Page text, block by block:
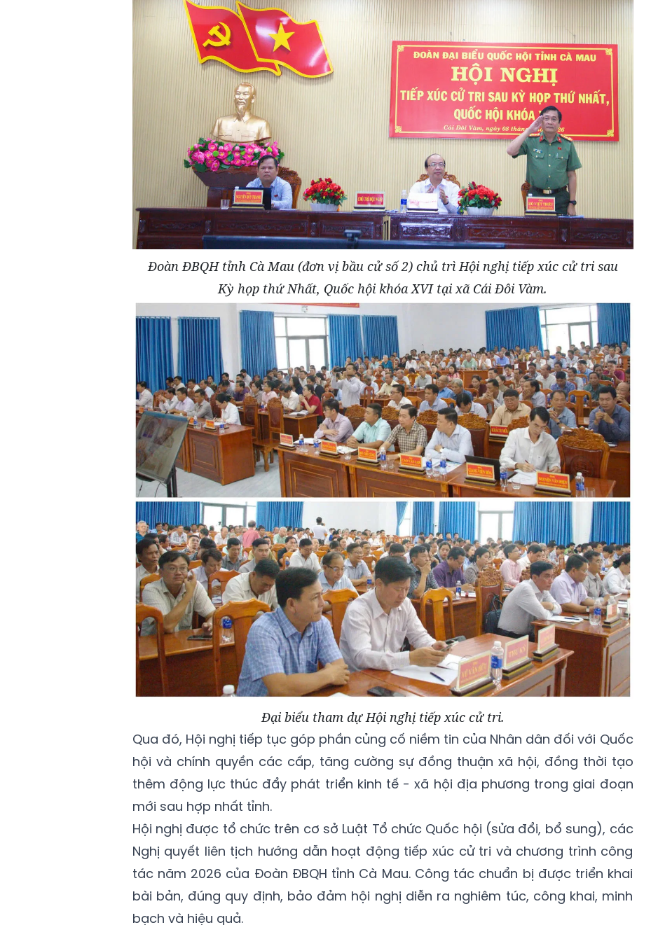
Đoàn ĐBQH tỉnh Cà Mau (đơn vị bầu cử số 2) chủ trì Hội nghị tiếp xúc cử tri sau
Kỳ họp thứ Nhất, Quốc hội khóa XVI tại xã Cái Đôi Vàm.
Đại biểu tham dự Hội nghị tiếp xúc cử tri.
Qua đó, Hội nghị tiếp tục góp phần củng cố niềm tin của Nhân dân đối với Quốc
hội và chính quyền các cấp, tăng cường sự đồng thuận xã hội, đồng thời tạo
thêm động lực thúc đẩy phát triển kinh tế - xã hội địa phương trong giai đoạn
mới sau hợp nhất tỉnh.
Hội nghị được tổ chức trên cơ sở Luật Tổ chức Quốc hội (sửa đổi, bổ sung), các
Nghị quyết liên tịch hướng dẫn hoạt động tiếp xúc cử tri và chương trình công
tác năm 2026 của Đoàn ĐBQH tỉnh Cà Mau. Công tác chuẩn bị được triển khai
bài bản, đúng quy định, bảo đảm hội nghị diễn ra nghiêm túc, công khai, minh
bạch và hiệu quả.